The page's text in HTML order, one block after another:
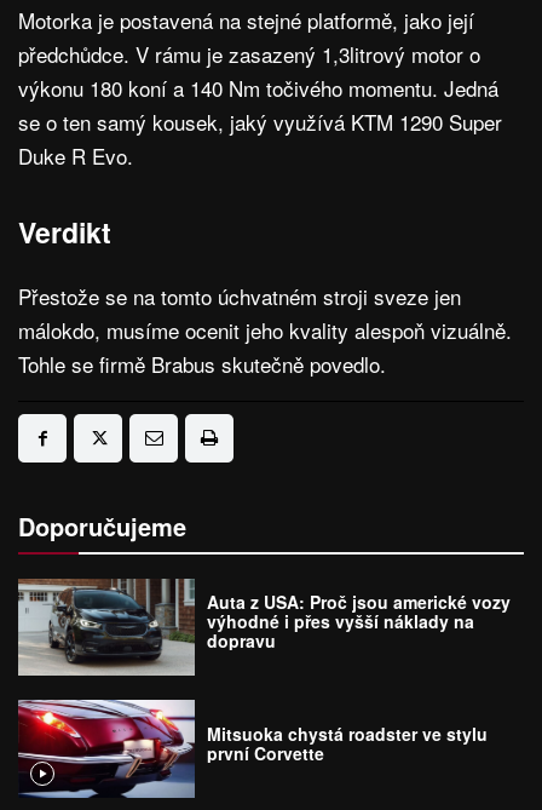
Motorka je postavená na stejné platformě, jako její
předchůdce. V rámu je zasazený 1,3litrový motor o
výkonu 180 koní a 140 Nm točivého momentu. Jedná
se o ten samý kousek, jaký využívá KTM 1290 Super
Duke R Evo.
Verdikt
Přestože se na tomto úchvatném stroji sveze jen
málokdo, musíme ocenit jeho kvality alespoň vizuálně.
Tohle se firmě Brabus skutečně povedlo.
Doporučujeme
Auta z USA: Proč jsou americké vozy
výhodné i přes vyšší náklady na
dopravu
Mitsuoka chystá roadster ve stylu
první Corvette